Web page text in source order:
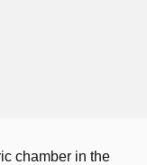
chamber in the